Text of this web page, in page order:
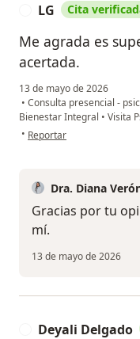
LG Cita
Me agrada es
acertada.
13 de mayo de 2026
• Consulta presencial -
Bienestar Integral • Visita
• en opinión del usuario LG
Reportar
Dra. Diana
Gracias por tu
mí.
13 de mayo de 2026
Deyali Delgado